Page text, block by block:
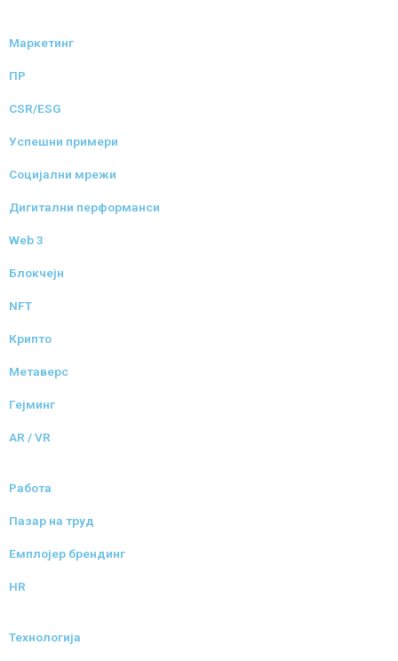
Маркетинг
ПР
CSR/ESG
Успешни примери
Социјални мрежи
Дигитални перформанси
Web 3
Блокчејн
NFT
Крипто
Метаверс
Гејминг
AR / VR
Работа
Пазар на труд
Емплојер брендинг
HR
Технологија